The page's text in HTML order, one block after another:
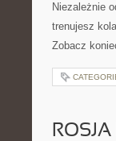
Niezależnie
trenujesz
Zobacz